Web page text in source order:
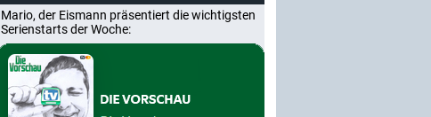
Mario, der Eismann präsentiert die wichtigsten
Serienstarts der Woche: